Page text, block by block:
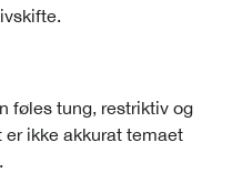
føles tung, restriktiv og
ikke akkurat temaet